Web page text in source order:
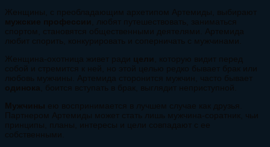
Женщины, с преобладающим архетипом Артемиды, выбирают
мужские профессии
, любят путешествовать, заниматься
спортом, становятся общественными деятелями. Артемида
любит спорить, конкурировать и соперничать с мужчинами.
Женщина-охотница живет ради
цели
, которую видит перед
собой и стремится к ней, но этой целью редко бывает брак или
любовь мужчины. Артемида сторонится мужчин, часто бывает
одинока
, боится вступать в брак, выглядит неприступной.
Мужчины ею воспринимается в лучшем случае как друзья.
Партнером Артемиды может стать лишь мужчина-соратник, чьи
принципы, планы, интересы и цели совпадают с ее
собственными.